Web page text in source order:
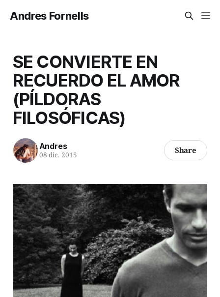
Andres Fornells
SE CONVIERTE EN
RECUERDO EL AMOR
(PÍLDORAS
FILOSÓFICAS)
Andres
08 dic. 2015 Share